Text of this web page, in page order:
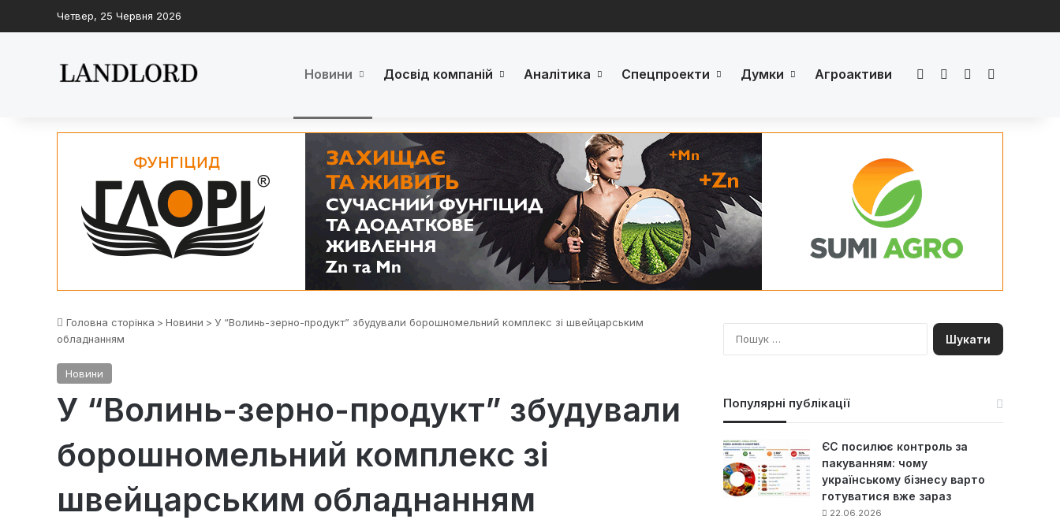
Четвер, 25 Червня 2026
Новини Досвід компаній Аналітика Спецпроекти Думки Агроактиви FacebookLinkedInYouTube
Головна сторінка > Новини > У “Волинь-зерно-продукт” збудували борошномельний комплекс зі швейцарським
обладнанням
Новини
У “Волинь-зерно-продукт” збудували
борошномельний комплекс зі
швейцарським обладнанням
П
о
Популярні публікації
ЄС посилює контроль за
пакуванням: чому
українському бізнесу варто
готуватися вже зараз
22.06.2026